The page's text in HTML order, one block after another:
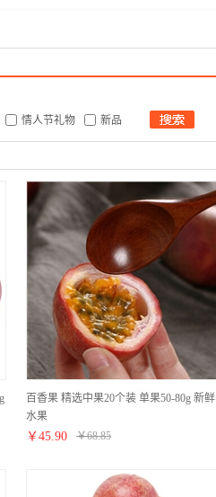
情人节礼物 新品
百香果 精选中果20个装 单果50-80g 新鲜
水果
￥ 45.90 ￥68.85